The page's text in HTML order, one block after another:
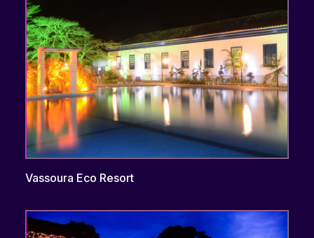
Vassoura Eco Resort